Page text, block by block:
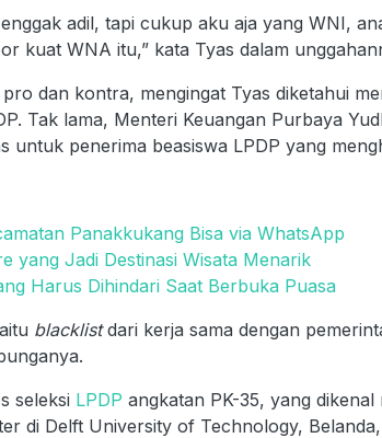
adil, tapi cukup aku aja yang WNI,
kuat WNA itu,” kata Tyas dalam
dan kontra, mengingat Tyas diketahui
Tak lama, Menteri Keuangan Purbaya
untuk penerima beasiswa LPDP yang
Panakkukang Bisa via WhatsApp
yang Jadi Destinasi Wisata Menarik
Harus Dihindari Saat Berbuka Puasa
blacklistdari kerja sama dengan
seleksi LPDP angkatan PK-35, yang
di Delft University of Technology,